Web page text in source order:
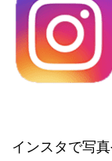
インスタで写